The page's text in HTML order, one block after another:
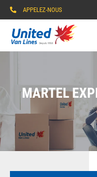
APPELEZ-NOUS
MARTEL